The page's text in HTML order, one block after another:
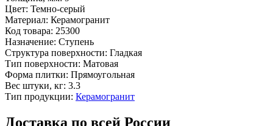
Цвет: Темно-серый
Материал: Керамогранит
Код товара: 25300
Назначение: Ступень
Структура поверхности: Гладкая
Тип поверхности: Матовая
Форма плитки: Прямоугольная
Вес штуки, кг: 3.3
Тип продукции: Керамогранит
Доставка по всей России